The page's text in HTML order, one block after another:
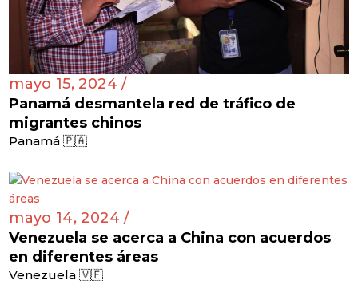
mayo 15, 2024 /
Panamá desmantela red de tráfico de
migrantes chinos
Panamá 🇵🇦
mayo 14, 2024 /
Venezuela se acerca a China con acuerdos
en diferentes áreas
Venezuela 🇻🇪